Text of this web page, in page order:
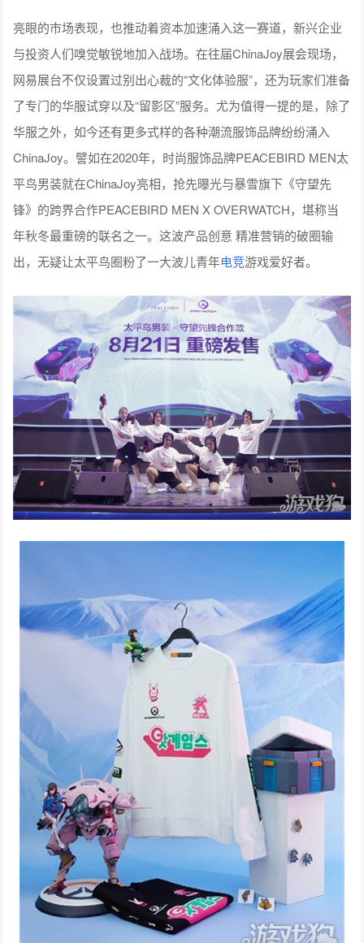
亮眼的市场表现，也推动着资本加速涌入这一赛道，新兴企业
与投资人们嗅觉敏锐地加入战场。在往届ChinaJoy展会现场，
网易展台不仅设置过别出心裁的“文化体验服”，还为玩家们准备
了专门的华服试穿以及“留影区”服务。尤为值得一提的是，除了
华服之外，如今还有更多式样的各种潮流服饰品牌纷纷涌入
ChinaJoy。譬如在2020年，时尚服饰品牌PEACEBIRD MEN太
平鸟男装就在ChinaJoy亮相，抢先曝光与暴雪旗下《守望先
锋》的跨界合作PEACEBIRD MEN X OVERWATCH，堪称当
年秋冬最重磅的联名之一。这波产品创意 精准营销的破圈输
出，无疑让太平鸟圈粉了一大波儿青年电竞游戏爱好者。